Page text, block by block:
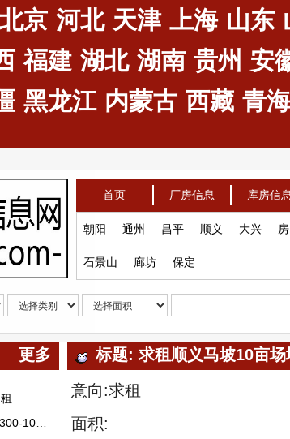
北京 河北 天津 上海 山东
福建 湖北 湖南 贵州 安
黑龙江 内蒙古 西藏 青海
首页 厂房信息 库房信息
朝阳 通州 昌平 顺义 大兴
石景山 廊坊 保定
更多
台库出租
标题: 求租顺义马坡10亩
意向:求租
面积: